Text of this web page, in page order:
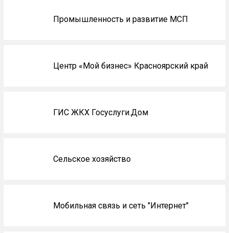
Промышленность и развитие МСП
Центр «Мой бизнес» Красноярский край
ГИС ЖКХ Госуслуги.Дом
Сельское хозяйство
Мобильная связь и сеть "Интернет"